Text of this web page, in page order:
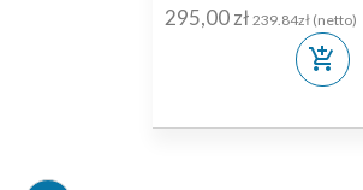
295,00 zł 239.84zł (netto)
add_shopping_cart